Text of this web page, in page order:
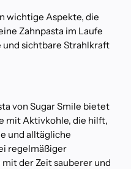
wichtige Aspekte, die
Zahnpasta im Laufe
und sichtbare Strahlkraft
von Sugar Smile bietet
mit Aktivkohle, die hilft,
und alltägliche
regelmäßiger
der Zeit sauberer und
m
n
h
e
W
a